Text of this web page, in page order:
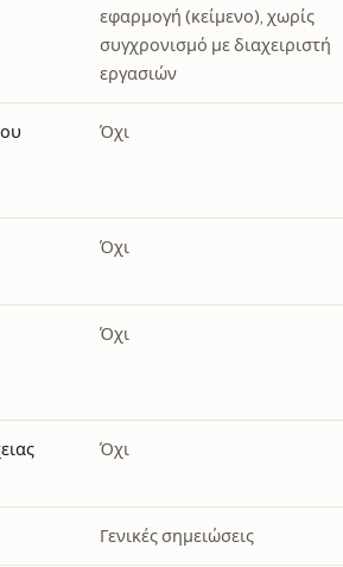
εφαρμογή (κείμενο), χωρίς
συγχρονισμό με διαχειριστή
εργασιών
Όχι
Όχι
Όχι
Όχι
Γενικές σημειώσεις